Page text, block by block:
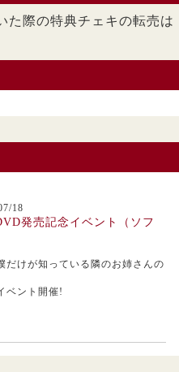
際の特典チェキの転売は
。
18
発売記念イベント（ソフ
だけが知っている隣のお姉さんの
ベント開催!